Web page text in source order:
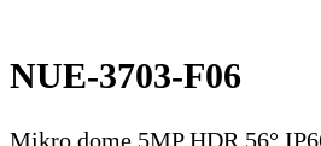
NUE-3703-F06
Mikro dome 5MP HDR 56°